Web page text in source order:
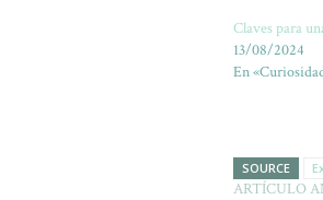
Claves para
13/08/2024
En
SOURCE
ARTÍCULO